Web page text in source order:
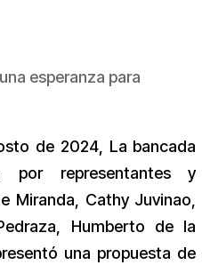
de 2024, La bancada
por representantes y
Miranda, Cathy Juvinao,
Humberto de la
una propuesta de